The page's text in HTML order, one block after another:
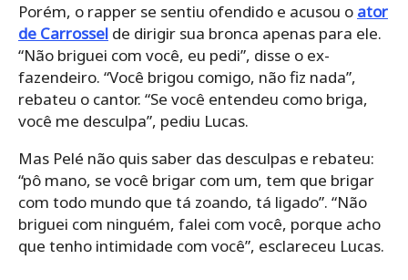
Porém, o rapper se sentiu ofendido e acusou o ator
de Carrossel de dirigir sua bronca apenas para ele.
“Não briguei com você, eu pedi”, disse o ex-
fazendeiro. “Você brigou comigo, não fiz nada”,
rebateu o cantor. “Se você entendeu como briga,
você me desculpa”, pediu Lucas.
Mas Pelé não quis saber das desculpas e rebateu:
“pô mano, se você brigar com um, tem que brigar
com todo mundo que tá zoando, tá ligado”. “Não
briguei com ninguém, falei com você, porque acho
que tenho intimidade com você”, esclareceu Lucas.